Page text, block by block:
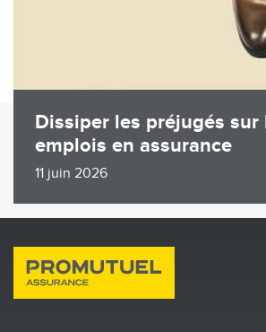
Dissiper les préjugés sur
emplois en assurance
11 juin 2026